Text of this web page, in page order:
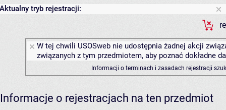
Aktualny tryb rejestracji:
W tej chwili USOSweb nie udostępnia żadnej akcji
związanych z tym przedmiotem, aby poznać dokładne
Informacji o terminach i zasadach rejestracji
Informacje o rejestracjach na ten przedmiot